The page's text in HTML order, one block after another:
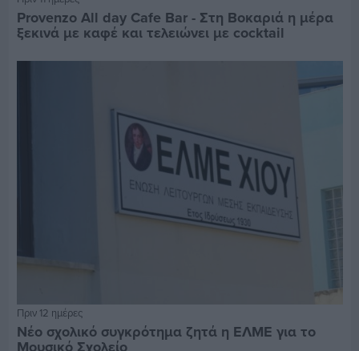
Provenzo All day Cafe Bar - Στη Βοκαριά η μέρα
ξεκινά με καφέ και τελειώνει με cocktail
Πριν 12 ημέρες
Νέο σχολικό συγκρότημα ζητά η ΕΛΜΕ για το